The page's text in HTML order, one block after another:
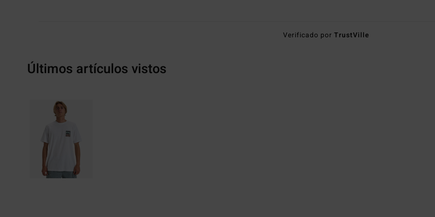
Verificado por TrustVille
Últimos artículos vistos